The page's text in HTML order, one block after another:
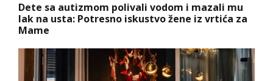
Dete sa autizmom polivali vodom i mazali mu
lak na usta: Potresno iskustvo žene iz vrtića za
Mame